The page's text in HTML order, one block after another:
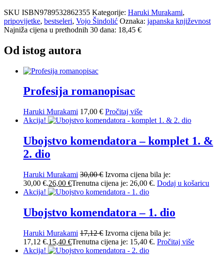
SKU ISBN9789532862355 Kategorije: Haruki Murakami,
pripovijetke, bestseleri, Vojo Šindolić Oznaka: japanska književnost
Najniža cijena u prethodnih 30 dana: 18,45 €
Od istog autora
Profesija romanopisac
Haruki Murakami 17,00 € Pročitaj više
Akcija!
Ubojstvo komendatora – komplet 1. &
2. dio
Haruki Murakami 30,00€ Izvorna cijena bila je:
30,00 €.26,00 €Trenutna cijena je: 26,00 €. Dodaj u košaricu
Akcija!
Ubojstvo komendatora – 1. dio
Haruki Murakami 17,12€ Izvorna cijena bila je:
17,12 €.15,40 €Trenutna cijena je: 15,40 €. Pročitaj više
Akcija!